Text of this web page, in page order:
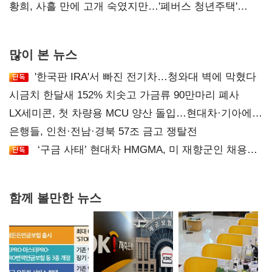
달리해야"
황희, 사흘 만에 고개 숙였지만…'폐버스 청년주택'
많이 본 뉴스
'한국판 IRA'서 빠진 전기차…청와대 벽에 막혔다
시금치 한달새 152% 치솟고 가금류 90만마리 폐사
LX세미콘, 첫 차량용 MCU 양산 돌입…현대차·기아에
공급
은행들, 인천·전남·경북 57조 금고 쟁탈전
‘구금 사태’ 현대차 HMGMA, 미 재향군인 채용
함께 볼만한 뉴스